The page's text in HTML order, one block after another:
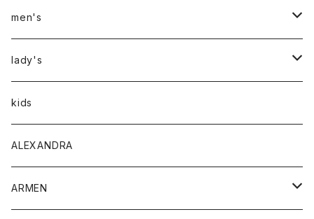
men's
アウター
トップス
Tシャツ
シャツ
ボトムス
lady's
アウター
トップス
Tシャツ・カットソー
ボトムス
kids
ALEXANDRA
ARMEN